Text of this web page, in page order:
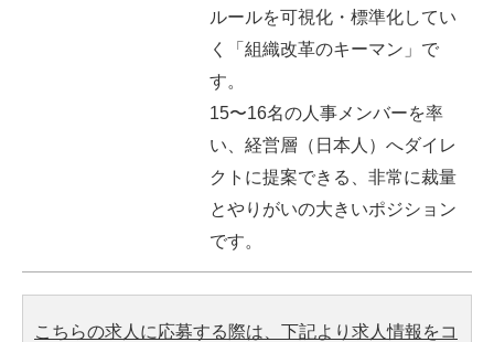
ルールを可視化・標準化してい
く「組織改革のキーマン」で
す。
15〜16名の人事メンバーを率
い、経営層（日本人）へダイレ
クトに提案できる、非常に裁量
とやりがいの大きいポジション
です。
こちらの求人に応募する際は、下記より求人情報をコ